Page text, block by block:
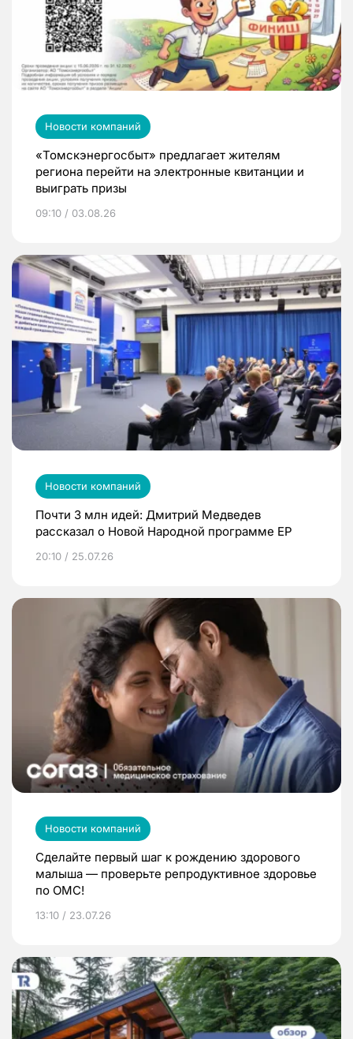
Новости компаний
«Томскэнергосбыт» предлагает жителям
региона перейти на электронные квитанции и
выиграть призы
09:10 / 03.08.26
Новости компаний
Почти 3 млн идей: Дмитрий Медведев
рассказал о Новой Народной программе ЕР
20:10 / 25.07.26
Новости компаний
Сделайте первый шаг к рождению здорового
малыша — проверьте репродуктивное здоровье
по ОМС!
13:10 / 23.07.26